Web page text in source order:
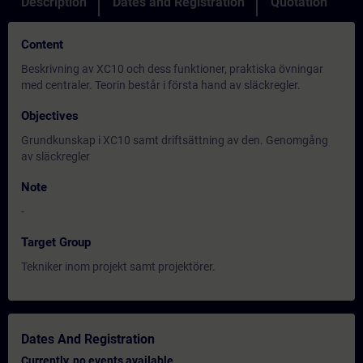
Content
Beskrivning av XC10 och dess funktioner, praktiska övningar
med centraler. Teorin består i första hand av släckregler.
Objectives
Grundkunskap i XC10 samt driftsättning av den. Genomgång
av släckregler
Note
-
Target Group
Tekniker inom projekt samt projektörer.
Dates And Registration